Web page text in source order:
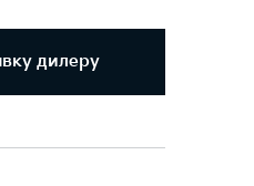
дилеру